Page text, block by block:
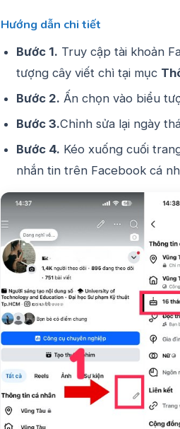
Hướng dẫn chi tiết
Bước 1. Truy cập tài khoản
tượng cây viết chì tại mục
Bước 2. Ấn chọn vào biểu
Bước 3.Chỉnh sửa lại ngày
Bước 4. Kéo xuống cuối
nhắn tin trên Facebook cá